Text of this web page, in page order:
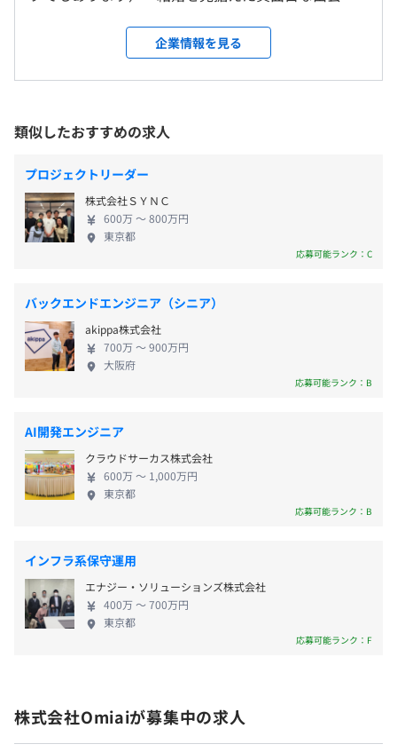
◾️インフラ・構成管理
◾️AWS
EC2、ECS、Lambda
【開発チームについて】
◾️チーム全体は9割がリモートで、Slackを用いたレスポン
◾️全員がより広く深い技術を習得できるように、コーチン
グやワークショップ、LT会、GCP学習プログラムなどさま
ざまなスキルアップに向けた施策の導入や、最新技術の取
り組みなども積極的におこなっています。
◾️開発スタイルやチーム内のコミュニケーションとして
・開発の流れを1週間〜2週間の短い間隔でサイクルさ
せ、高頻度なリリースを実現
・ユニットごとに小さなチームを組成し、素早い意思決定
や、PDCAもスピーディに回せる体制
・プルリクエスト単位でエンジニアリーダー・テックリー
・プランナーとの距離も近く、VPoEとの1on1も週1で実
施するなどタテヨコのつながりを強化
東京オフィス、自宅
＜変更範囲＞
従業員に対する受動喫煙対策：屋内禁煙
※雰囲気が良く、周辺の飲食店も充実の好立地
平均残業時間：平均11.3時間／月 ※グループ全体
・年次有給休暇（入社時3日、3ヶ月後7日、1年後11日付
・リフレッシュ休暇（有給休暇のほかに毎年5日付与）
・結婚休暇（結婚1年内に3日付与）
・年末年始休暇（12/28〜1/4：8日付与）
・育児／看護／介護休暇（法定通り）
・ウェルネス休暇（必要な日数・当月内1日は有給扱い）
・記念日休暇（1日付与）
・恋活休暇（1日付与）
・出産立ち会い休暇（3日付与）
・忌引休暇（3〜5日付与）
・裁判員休暇（法定通り）等
業績賞与
昇給：年2回（4月・10月）
※評価：多面評価、グレードの段階制
心に利用されています。 社会への影響としても、年
間約6万人以上がお相手を見つけて退会されている状
況であり、ライフイベントの起点となる真面目な出
婚数や少子高齢化、そこにいきつくまでの新しい出
会いの価値観形成にも寄与していると考えています。
本ポジションでは、この「Omiai」 アプリの開発、
サービス運営を担当する開発チームに所属いただき
ます。開発組織でありながらもビジネス側、経営陣と
も密に連携をとり並走し、開発やチームの仕事への
貢献を通して事業の成長に携わり、自らも成長でき
クト価値の決定と新規機能開発』『開発環境・組織
の強化』を通じて、より多くのユーザーに出会いの
機会提供を進めていきます。 ◆「エニトグループ」
について（2事業グループ体制） 恋愛結婚を叶えるマ
ッチングアプリ『Omiai』 を手掛ける当社は、20代
ける株式会社withと、 2023年3月1日にホールディン
グス経営体制に移行いたしました。各法人の役割は
以下となります。 ・エニトグループ ：経営／事業開
発／コーポレート ・当社＆with：開発／企画／マー
ケティング／Trust＆Safety／CS 現在のエニトグルー
（Flutter・AI）を推進しており、さながら第2創業期
として、エンジニアリング・プロダクト両面の強化
を進めています。 ◆働く環境 当社は働きやすい環境
づくりに努めています。 リモートワーク制度やフレ
実しています。 また、多彩な社内制度など福利厚生
も整備されています。
企業情報を見る
類似したおすすめの求人
プロジェクトリーダー
株式会社ＳＹＮＣ
600万 〜 800万円
東京都
応募可能ランク：C
バックエンドエンジニア（シニア）
akippa株式会社
700万 〜 900万円
大阪府
応募可能ランク：B
AI開発エンジニア
クラウドサーカス株式会社
600万 〜 1,000万円
東京都
応募可能ランク：B
インフラ系保守運用
エナジー・ソリューションズ株式会社
400万 〜 700万円
東京都
応募可能ランク：F
株式会社Omiaiが募集中の求人